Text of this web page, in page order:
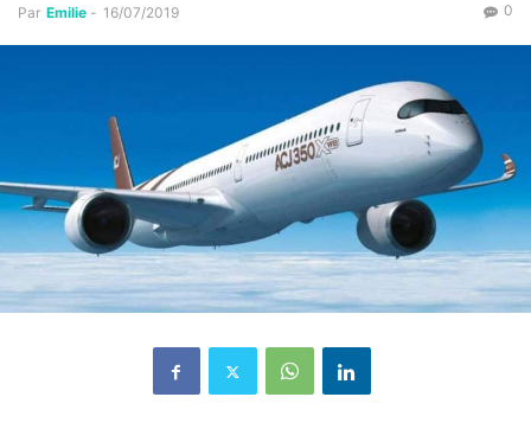
Par Emilie - 16/07/2019 0